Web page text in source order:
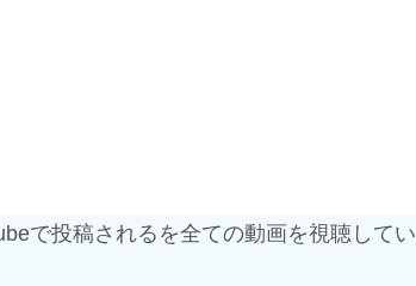
で投稿されるを全ての動画を視聴してい